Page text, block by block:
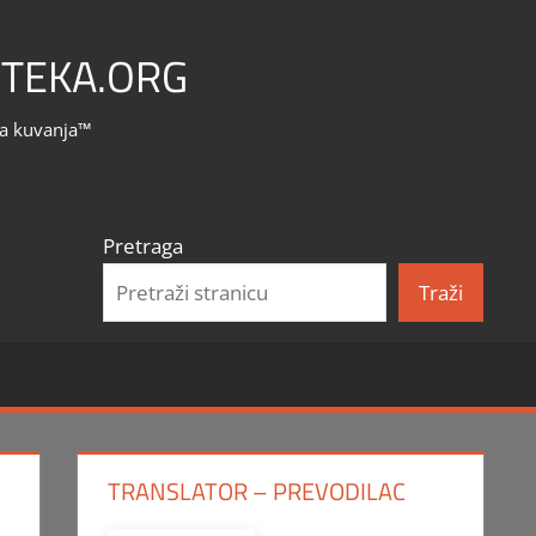
kuvanja™
Pretraga
Traži
TRANSLATOR – PREVODILAC